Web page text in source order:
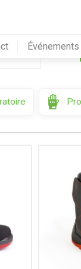
Événements
Préc.
par